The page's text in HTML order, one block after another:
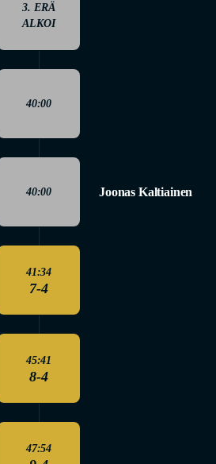
3. ERÄ
ALKOI
40:00
40:00 Joonas Kaltiainen
41:34
7-4
45:41
8-4
47:54